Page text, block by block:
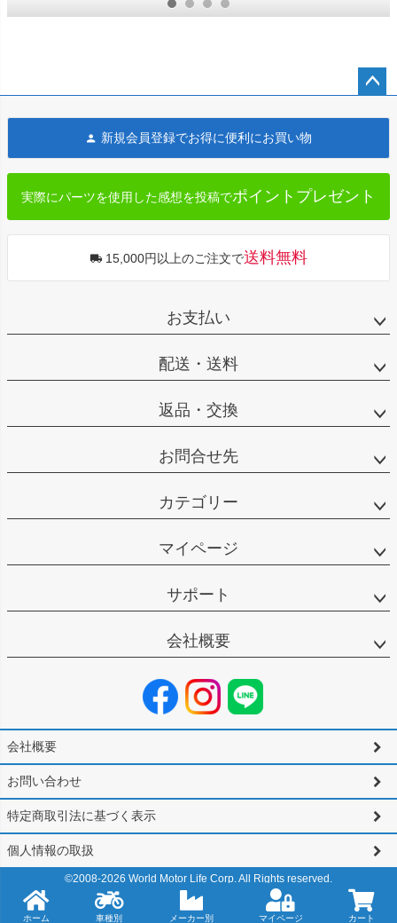
ホーム 車種別 メーカー別 マイページ カート
へ
新規会員登録でお得に便利にお買い物
実際にパーツを使用した感想を投稿でポイントプレゼント
15,000円以上のご注文で送料無料
お支払い
配送・送料
返品・交換
お問合せ先
カテゴリー
マイページ
サポート
会社概要
会社概要
お問い合わせ
特定商取引法に基づく表示
個人情報の取扱
©2008-2026 World Motor Life Corp. All Rights reserved.